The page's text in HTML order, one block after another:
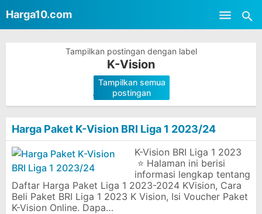
Harga10.com
Tampilkan postingan dengan label
K-Vision
.
Tampilkan semua
postingan
Harga Paket K-Vision BRI Liga 1 2023/24
K-Vision BRI Liga 1 2023
⭐ Halaman ini berisi
informasi lengkap tentang
Daftar Harga Paket Liga 1 2023-2024 KVision, Cara
Beli Paket BRI Liga 1 2023 K Vision, Isi Voucher Paket
K-Vision Online. Dapa…